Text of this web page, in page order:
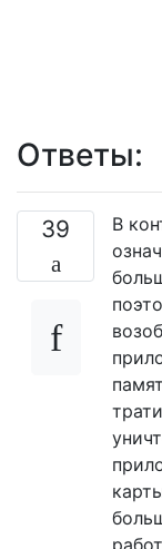
Ответы:
39
В